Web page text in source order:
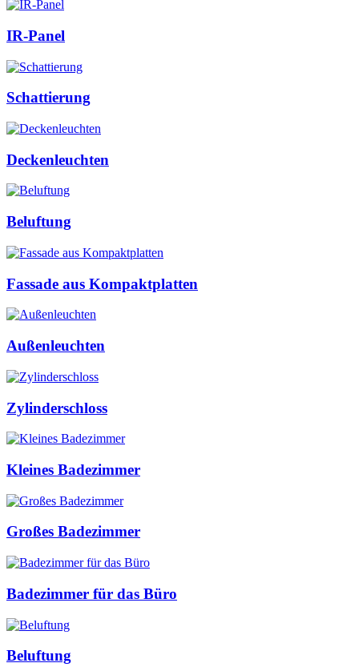
IR-Panel
Schattierung
Deckenleuchten
Beluftung
Fassade aus Kompaktplatten
Außenleuchten
Zylinderschloss
Kleines Badezimmer
Großes Badezimmer
Badezimmer für das Büro
Beluftung